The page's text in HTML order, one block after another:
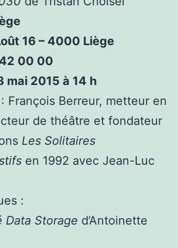
16 – 4000 Liège
00 00
mai 2015 à 14 h
François Berreur, metteur en
de théâtre et fondateur
Les Solitaires
en 1992 avec Jean-Luc
:
Data Storage d’Antoinette